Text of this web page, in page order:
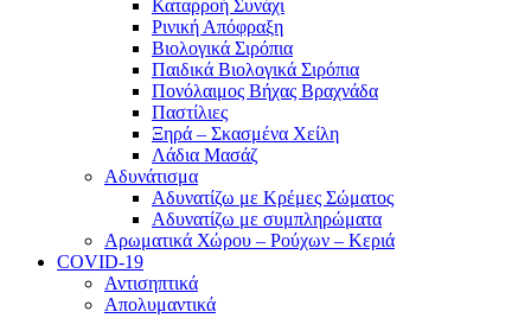
Καταρροή Συνάχι
Ρινική Απόφραξη
Βιολογικά Σιρόπια
Παιδικά Βιολογικά Σιρόπια
Πονόλαιμος Βήχας Βραχνάδα
Παστίλιες
Ξηρά – Σκασμένα Χείλη
Λάδια Μασάζ
Αδυνάτισμα
Αδυνατίζω με Κρέμες Σώματος
Αδυνατίζω με συμπληρώματα
Αρωματικά Χώρου – Ρούχων – Κεριά
COVID-19
Αντισηπτικά
Απολυμαντικά